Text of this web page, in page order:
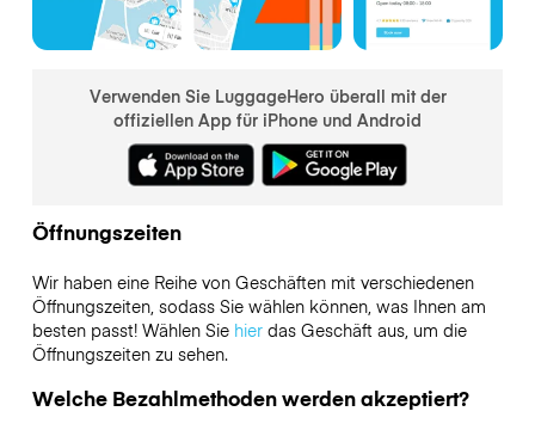
Verwenden Sie LuggageHero überall mit der
offiziellen App für iPhone und Android
Öffnungszeiten
Wir haben eine Reihe von Geschäften mit verschiedenen
Öffnungszeiten, sodass Sie wählen können, was Ihnen am
besten passt! Wählen Sie hierdas Geschäft aus, um die
Öffnungszeiten zu sehen.
Welche Bezahlmethoden werden akzeptiert?